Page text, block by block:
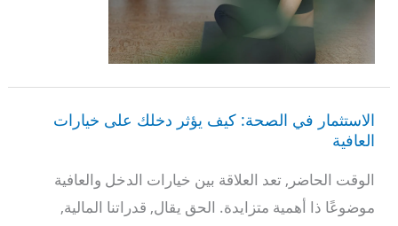
الاستثمار في الصحة: كيف يؤثر دخلك على خيارات
العافية
الوقت الحاضر, تعد العلاقة بين خيارات الدخل والعافية
موضوعًا ذا أهمية متزايدة. الحق يقال, قدراتنا المالية,
الاستثمار
الصحة:
كيف
يؤثر
دخلك
على
خيارات
العافية